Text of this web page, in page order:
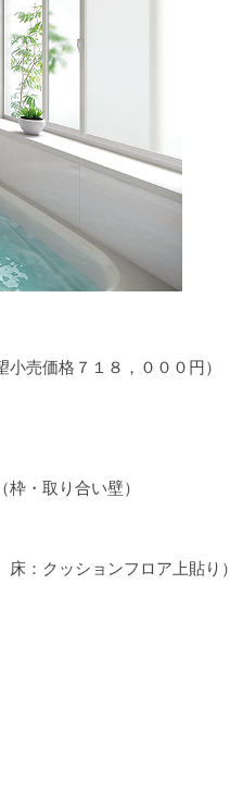
小売価格７１８，０００円）
・取り合い壁）
：クッションフロア上貼り）